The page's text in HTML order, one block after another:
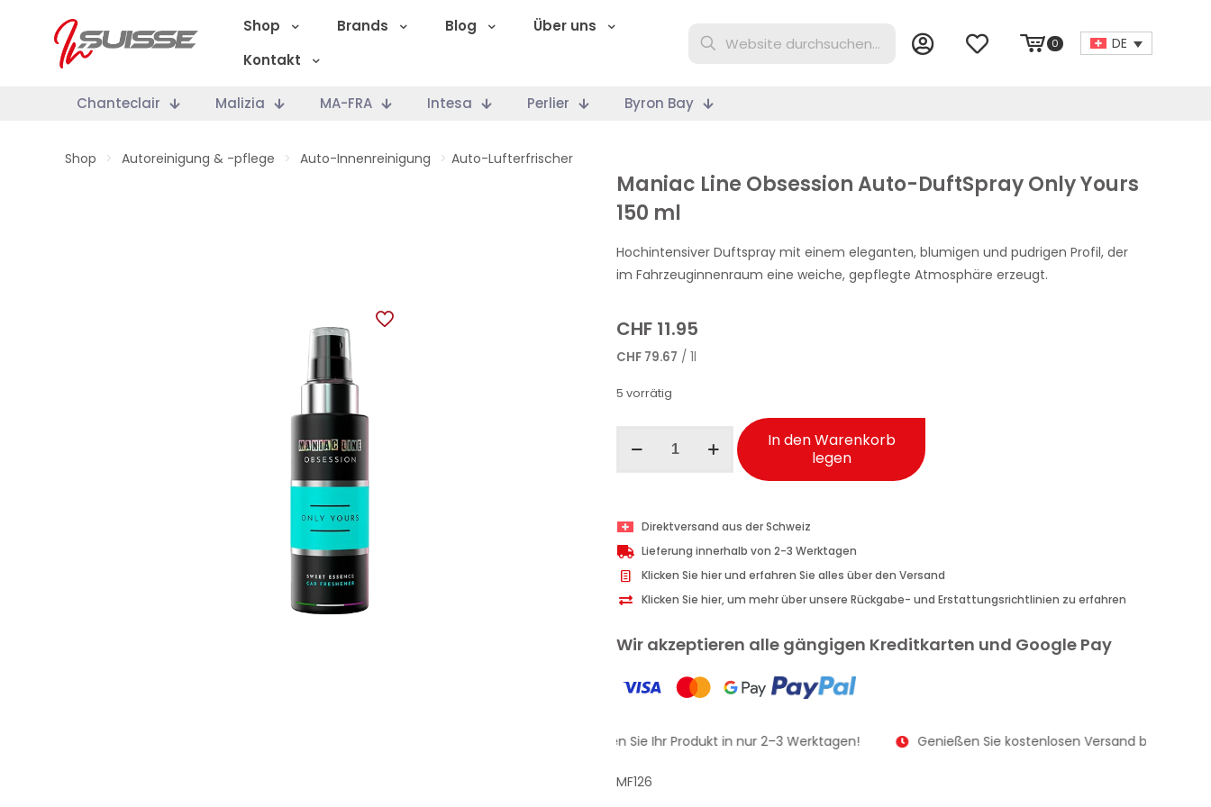
Shop Brands Blog
Über uns
Kontakt
0 DE
Chanteclair Malizia MA-FRA Intesa Perlier Byron Bay
Shop > Autoreinigung & -pflege > Auto-Innenreinigung > Auto-Lufterfrischer
Maniac Line Obsession Auto-DuftSpray Only Yours
150 ml
Hochintensiver Duftspray mit einem eleganten, blumigen und pudrigen Profil, der
im Fahrzeuginnenraum eine weiche, gepflegte Atmosphäre erzeugt.
CHF 11.95
CHF 79.67 / 1l
5 vorrätig
DuftSpray
Only
Yours
150
Menge
In den Warenkorb
legen
Direktversand aus der Schweiz
Lieferung innerhalb von 2-3 Werktagen
Klicken Sie hier und erfahren Sie alles über den Versand
Klicken Sie hier, um mehr über unsere Rückgabe- und Erstattungsrichtlinien zu erfahren
Wir akzeptieren alle gängigen Kreditkarten und Google Pay
Erhalten Sie Ihr Produkt in nur 2–3 Werktagen! Genießen Sie kostenlosen Versand bei
MF126